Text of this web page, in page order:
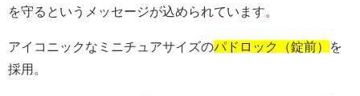
を守るというメッセージが込められています。
アイコニックなミニチュアサイズのパドロック（錠前）
を
採用。